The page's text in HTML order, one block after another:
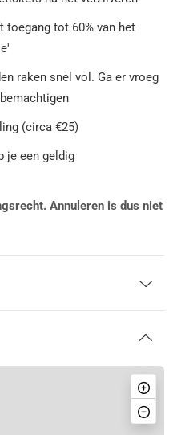
tot 60% van het
raken snel vol. Ga er vroeg
(circa €25)
je een geldig
Annuleren is dus niet